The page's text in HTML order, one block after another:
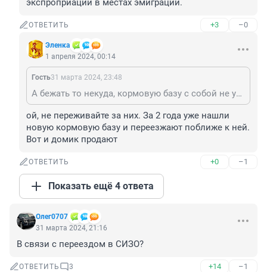
экспроприации в местах эмиграции.
ОТВЕТИТЬ +3 –0
Эленка
1 апреля 2024, 00:14
Гость31 марта 2024, 23:48
А бежать то некуда, кормовую базу с собой не утащишь, а то что есть - никаких гарантий нет от экспроприации в местах эмиграции.
ой, не переживайте за них. За 2 года уже нашли
новую кормовую базу и переезжают поближе к ней.
Вот и домик продают
ОТВЕТИТЬ +0 –1
Показать ещё 4 ответа
Олег0707
31 марта 2024, 21:16
В связи с переездом в СИЗО?
ОТВЕТИТЬ 3 +14 –1